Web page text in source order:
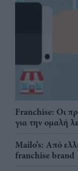
Franchise: Οι
για την ομαλή
Mailo’s: Από
franchise brand